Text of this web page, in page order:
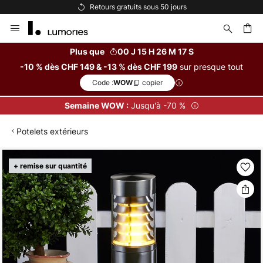
Options de paiement flexibles
Allez
au
Plus que
00 J 15 H 26 M 16 S
-10 % dès CHF 149 & -13 % dès CHF 199 sur presque tout
Code :WOW copier
Semaine WOW :Jusqu'à -70 %
Potelets extérieurs
+ remise sur quantité
Skip
to
the
end
of
the
images
gallery